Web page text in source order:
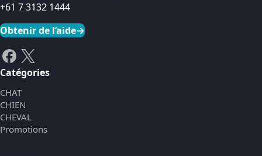
+61 7 3132 1444
Obtenir de l’aide→
Catégories
CHAT
CHIEN
CHEVAL
Promotions